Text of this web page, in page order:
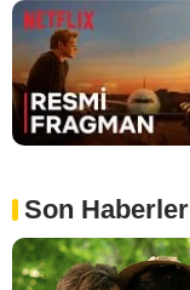
Son Haberler